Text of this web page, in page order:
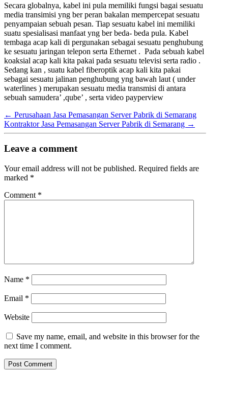
Secara globalnya, kabel ini pula memiliki fungsi bagai sesuatu
media transimisi yng ber peran bakalan mempercepat sesuatu
penyampaian sebuah pesan. Tiap sesuatu kabel ini memiliki
suatu spesialisasi manfaat yng ber beda- beda pula. Kabel
tembaga acap kali di pergunakan sebagai sesuatu penghubung
ke sesuatu jaringan telepon serta Ethernet . Pada sebuah kabel
koaksial acap kali kita pakai pada sesuatu televisi serta radio .
Sedang kan , suatu kabel fiberoptik acap kali kita pakai
sebagai sesuatu jalinan penghubung yng bawah laut ( under
waterlines ) merupakan sesuatu media transmisi di antara
sebuah samudera’ ,qube’ , serta video payperview
← Perusahaan Jasa Pemasangan Server Pabrik di Semarang
Kontraktor Jasa Pemasangan Server Pabrik di Semarang →
Leave a comment
Your email address will not be published. Required fields are
marked *
Comment *
Name *
Email *
Website
Save my name, email, and website in this browser for the
next time I comment.